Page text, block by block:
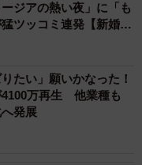
ジアの熱い夜」に「も
ツッコミ連発【新婚さ
たい」願いかなった！
万再生 他業種も
発展